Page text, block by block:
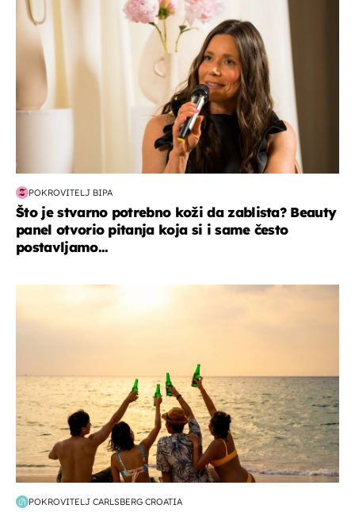
POKROVITELJ BIPA
Što je stvarno potrebno koži da zablista? Beauty
panel otvorio pitanja koja si i same često
postavljamo...
POKROVITELJ CARLSBERG CROATIA